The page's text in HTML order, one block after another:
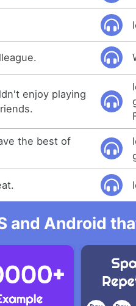
enjoy playing
the best of
and Android